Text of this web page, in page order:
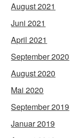
August 2021
Juni 2021
April 2021
September 2020
August 2020
Mai 2020
September 2019
Januar 2019